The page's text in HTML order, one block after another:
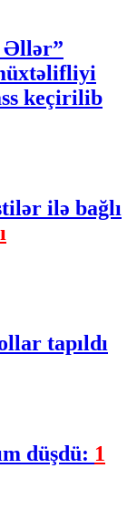
Əllər”
keçirilib
ilə bağlı
tapıldı
düşdü: 1